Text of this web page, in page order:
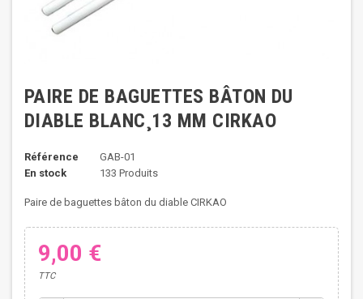
PAIRE DE BAGUETTES BÂTON DU
DIABLE BLANC¸13 MM CIRKAO
Référence
GAB-01
En stock
133 Produits
Paire de baguettes bâton du diable CIRKAO
9,00 €
TTC